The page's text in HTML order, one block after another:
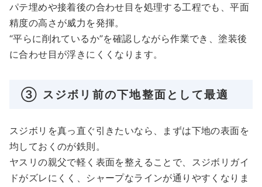
パテ埋めや接着後の合わせ目を処理する工程でも、平面
精度の高さが威力を発揮。
“平らに削れているか”を確認しながら作業でき、塗装後
に合わせ目が浮きにくくなります。
③ スジボリ前の下地整面として最適
スジボリを真っ直ぐ引きたいなら、まずは下地の表面を
均しておくのが鉄則。
ヤスリの親父で軽く表面を整えることで、スジボリガイ
ドがズレにくく、シャープなラインが通りやすくなりま